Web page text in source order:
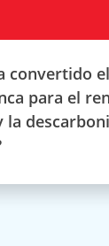
convertido
para el
la